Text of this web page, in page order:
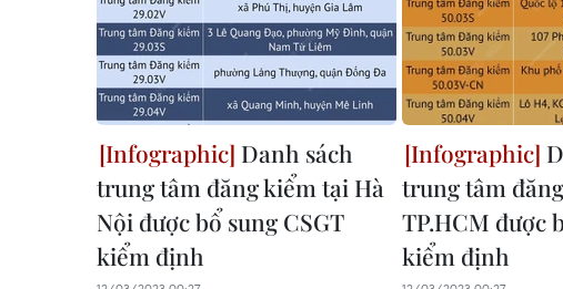
Danh sách
trung tâm đăng kiểm tại Hà
Nội được bổ sung CSGT
kiểm định
trung tâm
TP.HCM được
kiểm định